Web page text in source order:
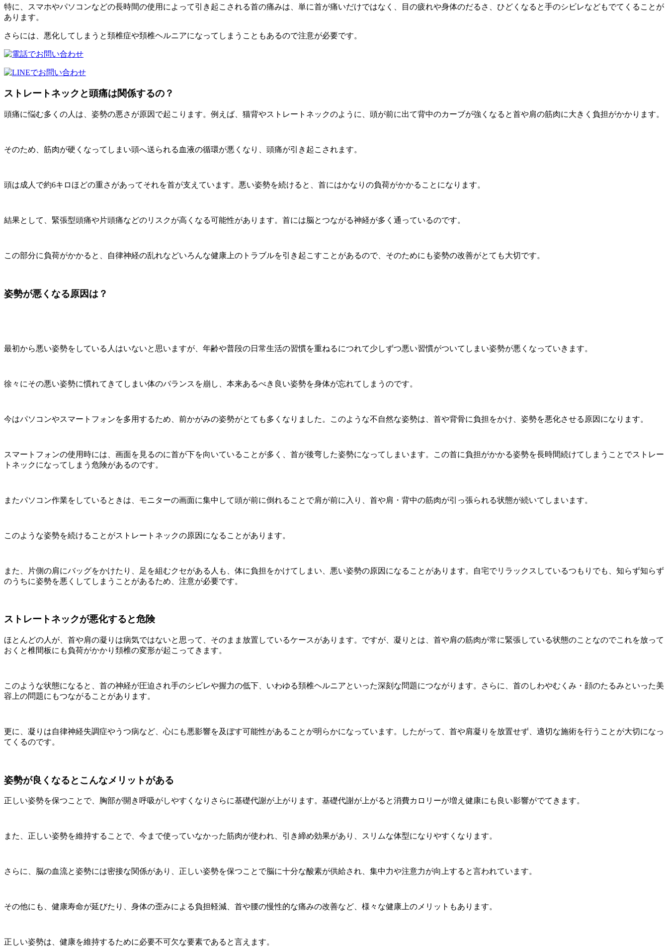
特に、スマホやパソコンなどの長時間の使用によって引き起こされる首の痛みは、単に首が痛いだけではなく、目の疲れや身体のだるさ、ひどくなると手のシビレなどもでてくることが
あります。
さらには、悪化してしまうと頚椎症や頚椎ヘルニアになってしまうこともあるので注意が必要です。
ストレートネックと頭痛は関係するの？
頭痛に悩む多くの人は、姿勢の悪さが原因で起こります。例えば、猫背やストレートネックのように、頭が前に出て背中のカーブが強くなると首や肩の筋肉に大きく負担がかかります。
そのため、筋肉が硬くなってしまい頭へ送られる血液の循環が悪くなり、頭痛が引き起こされます。
頭は成人で約6キロほどの重さがあってそれを首が支えています。悪い姿勢を続けると、首にはかなりの負荷がかかることになります。
結果として、緊張型頭痛や片頭痛などのリスクが高くなる可能性があります。首には脳とつながる神経が多く通っているのです。
この部分に負荷がかかると、自律神経の乱れなどいろんな健康上のトラブルを引き起こすことがあるので、そのためにも姿勢の改善がとても大切です。
姿勢が悪くなる原因は？
最初から悪い姿勢をしている人はいないと思いますが、年齢や普段の日常生活の習慣を重ねるにつれて少しずつ悪い習慣がついてしまい姿勢が悪くなっていきます。
徐々にその悪い姿勢に慣れてきてしまい体のバランスを崩し、本来あるべき良い姿勢を身体が忘れてしまうのです。
今はパソコンやスマートフォンを多用するため、前かがみの姿勢がとても多くなりました。このような不自然な姿勢は、首や背骨に負担をかけ、姿勢を悪化させる原因になります。
スマートフォンの使用時には、画面を見るのに首が下を向いていることが多く、首が後弯した姿勢になってしまいます。この首に負担がかかる姿勢を長時間続けてしまうことでストレー
トネックになってしまう危険があるのです。
またパソコン作業をしているときは、モニターの画面に集中して頭が前に倒れることで肩が前に入り、首や肩・背中の筋肉が引っ張られる状態が続いてしまいます。
このような姿勢を続けることがストレートネックの原因になることがあります。
また、片側の肩にバッグをかけたり、足を組むクセがある人も、体に負担をかけてしまい、悪い姿勢の原因になることがあります。自宅でリラックスしているつもりでも、知らず知らず
のうちに姿勢を悪くしてしまうことがあるため、注意が必要です。
ストレートネックが悪化すると危険
ほとんどの人が、首や肩の凝りは病気ではないと思って、そのまま放置しているケースがあります。ですが、凝りとは、首や肩の筋肉が常に緊張している状態のことなのでこれを放って
おくと椎間板にも負荷がかかり頚椎の変形が起こってきます。
このような状態になると、首の神経が圧迫され手のシビレや握力の低下、いわゆる頚椎ヘルニアといった深刻な問題につながります。さらに、首のしわやむくみ・顔のたるみといった美
容上の問題にもつながることがあります。
更に、凝りは自律神経失調症やうつ病など、心にも悪影響を及ぼす可能性があることが明らかになっています。したがって、首や肩凝りを放置せず、適切な施術を行うことが大切になっ
てくるのです。
姿勢が良くなるとこんなメリットがある
正しい姿勢を保つことで、胸部が開き呼吸がしやすくなりさらに基礎代謝が上がります。基礎代謝が上がると消費カロリーが増え健康にも良い影響がでてきます。
また、正しい姿勢を維持することで、今まで使っていなかった筋肉が使われ、引き締め効果があり、スリムな体型になりやすくなります。
さらに、脳の血流と姿勢には密接な関係があり、正しい姿勢を保つことで脳に十分な酸素が供給され、集中力や注意力が向上すると言われています。
その他にも、健康寿命が延びたり、身体の歪みによる負担軽減、首や腰の慢性的な痛みの改善など、様々な健康上のメリットもあります。
正しい姿勢は、健康を維持するために必要不可欠な要素であると言えます。